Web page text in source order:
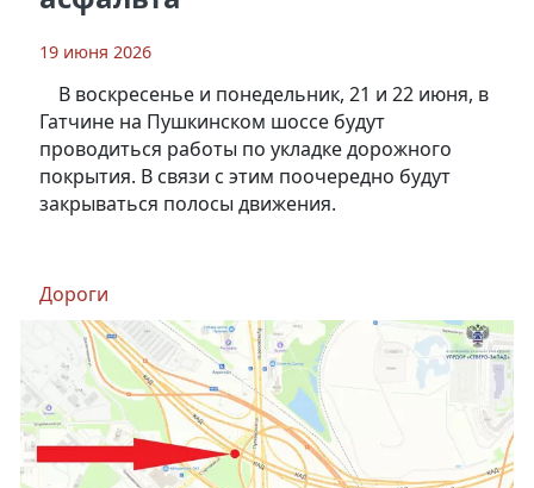
19 июня 2026
В воскресенье и понедельник, 21 и 22 июня, в
Гатчине на Пушкинском шоссе будут
проводиться работы по укладке дорожного
покрытия. В связи с этим поочередно будут
закрываться полосы движения.
Дороги